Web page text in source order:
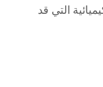
التي قد